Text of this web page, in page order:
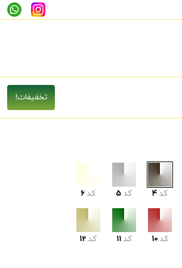
کد 4 کد 5 کد 6
کد 10 کد 11 کد 12